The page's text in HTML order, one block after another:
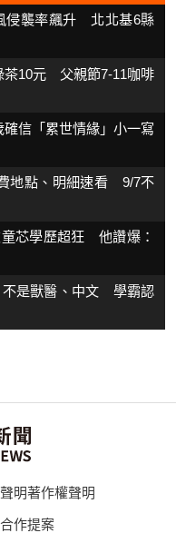
侵襲率飆升 北北基6縣
茶10元 父親節7-11咖啡
信「累世情緣」小一寫
地點、明細速看 9/7不
芯學歷超狂 他讚爆：
不是獸醫、中文 學霸認
明著作權聲明
合作提案